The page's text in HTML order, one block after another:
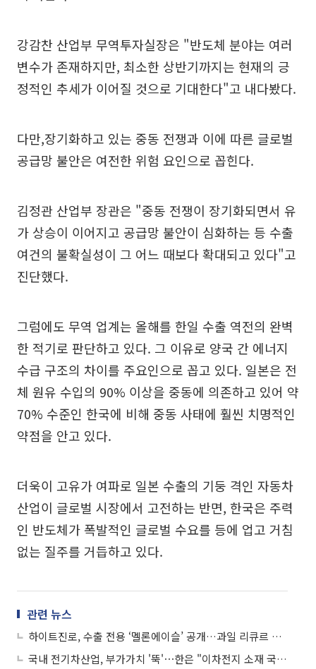
강감찬 산업부 무역투자실장은 "반도체 분야는 여러
변수가 존재하지만, 최소한 상반기까지는 현재의 긍
정적인 추세가 이어질 것으로 기대한다"고 내다봤다.
다만,장기화하고 있는 중동 전쟁과 이에 따른 글로벌
공급망 불안은 여전한 위험 요인으로 꼽힌다.
김정관 산업부 장관은 "중동 전쟁이 장기화되면서 유
가 상승이 이어지고 공급망 불안이 심화하는 등 수출
여건의 불확실성이 그 어느 때보다 확대되고 있다"고
진단했다.
그럼에도 무역 업계는 올해를 한일 수출 역전의 완벽
한 적기로 판단하고 있다. 그 이유로 양국 간 에너지
수급 구조의 차이를 주요인으로 꼽고 있다. 일본은 전
체 원유 수입의 90% 이상을 중동에 의존하고 있어 약
70% 수준인 한국에 비해 중동 사태에 훨씬 치명적인
약점을 안고 있다.
더욱이 고유가 여파로 일본 수출의 기둥 격인 자동차
산업이 글로벌 시장에서 고전하는 반면, 한국은 주력
인 반도체가 폭발적인 글로벌 수요를 등에 업고 거침
없는 질주를 거듭하고 있다.
관련 뉴스
하이트진로, 수출 전용 ‘멜론에이슬’ 공개…과일 리큐르 성장세 잇는다
국내 전기차산업, 부가가치 '뚝'⋯한은 "이차전지 소재 국산화ㆍ수출 다각화 필요"